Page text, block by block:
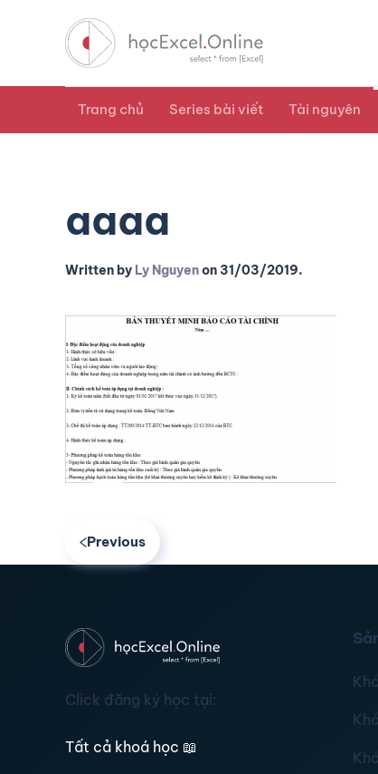
Trang chủ Series bài viết Tài nguyên
aaaa
Written by Ly Nguyenon 31/03/2019.
Previous
Click đăng ký học tại:
Tất cả khoá học 📖